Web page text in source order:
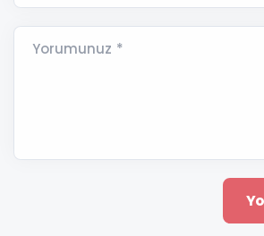
Yorumunuz *